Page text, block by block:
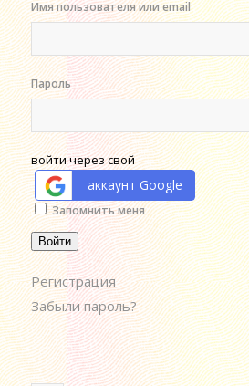
Имя пользователя или email
Пароль
войти через свой
аккаунт Google
Alternative:
Запомнить меня
Войти
Регистрация
Забыли пароль?